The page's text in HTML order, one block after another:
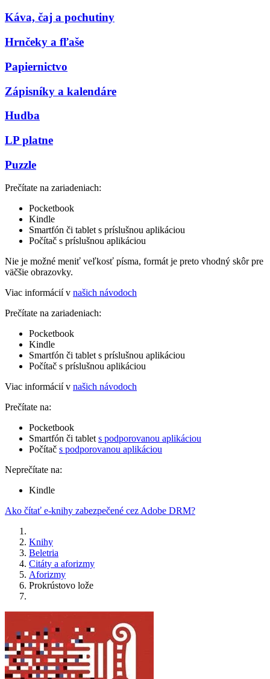
Káva, čaj a pochutiny
Hrnčeky a fľaše
Papiernictvo
Zápisníky a kalendáre
Hudba
LP platne
Puzzle
Prečítate na zariadeniach:
Pocketbook
Kindle
Smartfón či tablet s príslušnou aplikáciou
Počítač s príslušnou aplikáciou
Nie je možné meniť veľkosť písma, formát je preto vhodný skôr pre
väčšie obrazovky.
Viac informácií v našich návodoch
Prečítate na zariadeniach:
Pocketbook
Kindle
Smartfón či tablet s príslušnou aplikáciou
Počítač s príslušnou aplikáciou
Viac informácií v našich návodoch
Prečítate na:
Pocketbook
Smartfón či tablet s podporovanou aplikáciou
Počítač s podporovanou aplikáciou
Neprečítate na:
Kindle
Ako čítať e-knihy zabezpečené cez Adobe DRM?
Knihy
Beletria
Citáty a aforizmy
Aforizmy
Prokrústovo lože